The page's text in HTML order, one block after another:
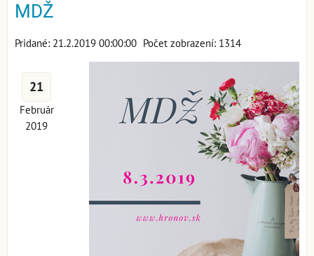
MDŽ
Pridané: 21.2.2019 00:00:00 Počet zobrazení: 1314
21
Február
2019